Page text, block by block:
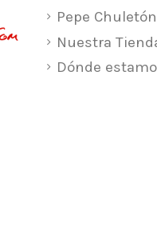
Pepe Chuletón
Nuestra
Dónde